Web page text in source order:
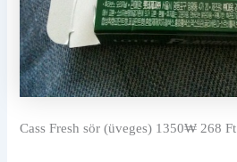
Cass Fresh sör (üveges) 1350₩ 268 Ft